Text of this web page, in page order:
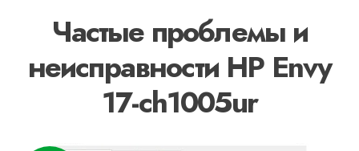
Частые проблемы и
неисправности HP Envy
17-ch1005ur